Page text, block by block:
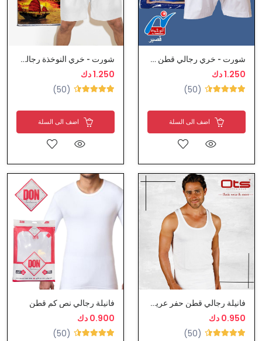
شورت - خري رجالي قطن من النوخذة
1.250 دك
(50)
اضف الى السلة
شورت - خري النوخذة رجالي خط واحد
1.250 دك
(50)
اضف الى السلة
فانيلة رجالي قطن حفر عريض
0.950 دك
(50)
فانيلة رجالي نص كم قطن
0.900 دك
(50)